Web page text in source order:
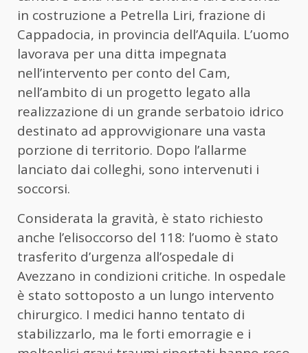
in costruzione a Petrella Liri, frazione di
Cappadocia, in provincia dell’Aquila. L’uomo
lavorava per una ditta impegnata
nell’intervento per conto del Cam,
nell’ambito di un progetto legato alla
realizzazione di un grande serbatoio idrico
destinato ad approvvigionare una vasta
porzione di territorio. Dopo l’allarme
lanciato dai colleghi, sono intervenuti i
soccorsi.
Considerata la gravità, è stato richiesto
anche l’elisoccorso del 118: l’uomo è stato
trasferito d’urgenza all’ospedale di
Avezzano in condizioni critiche. In ospedale
è stato sottoposto a un lungo intervento
chirurgico. I medici hanno tentato di
stabilizzarlo, ma le forti emorragie e i